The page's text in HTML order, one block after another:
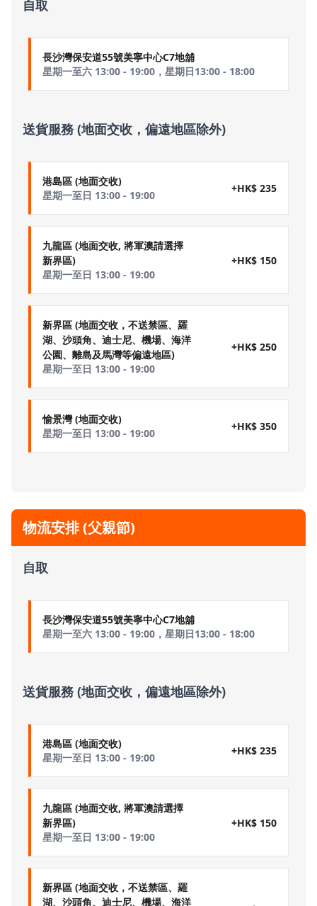
自取
長沙灣保安道55號美寧中心C7地舖
星期一至六 13:00 - 19:00，星期日13:00 - 18:00
送貨服務 (地面交收，偏遠地區除外)
港島區 (地面交收)
星期一至日 13:00 - 19:00
+HK$ 235
九龍區 (地面交收, 將軍澳請選擇
新界區)
星期一至日 13:00 - 19:00
+HK$ 150
新界區 (地面交收，不送禁區、羅
湖、沙頭角、迪士尼、機場、海洋
公園、離島及馬灣等偏遠地區)
星期一至日 13:00 - 19:00
+HK$ 250
愉景灣 (地面交收)
星期一至日 13:00 - 19:00
+HK$ 350
物流安排 (父親節)
自取
長沙灣保安道55號美寧中心C7地舖
星期一至六 13:00 - 19:00，星期日13:00 - 18:00
送貨服務 (地面交收，偏遠地區除外)
港島區 (地面交收)
星期一至日 13:00 - 19:00
+HK$ 235
九龍區 (地面交收, 將軍澳請選擇
新界區)
星期一至日 13:00 - 19:00
+HK$ 150
新界區 (地面交收，不送禁區、羅
湖、沙頭角、迪士尼、機場、海洋